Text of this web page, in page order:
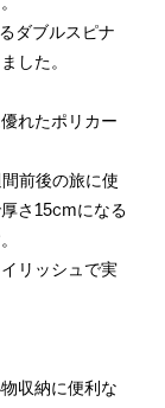
ダブルスピナ
した。
れたポリカー
前後の旅に使
さ15cmになる
リッシュで実
収納に便利な